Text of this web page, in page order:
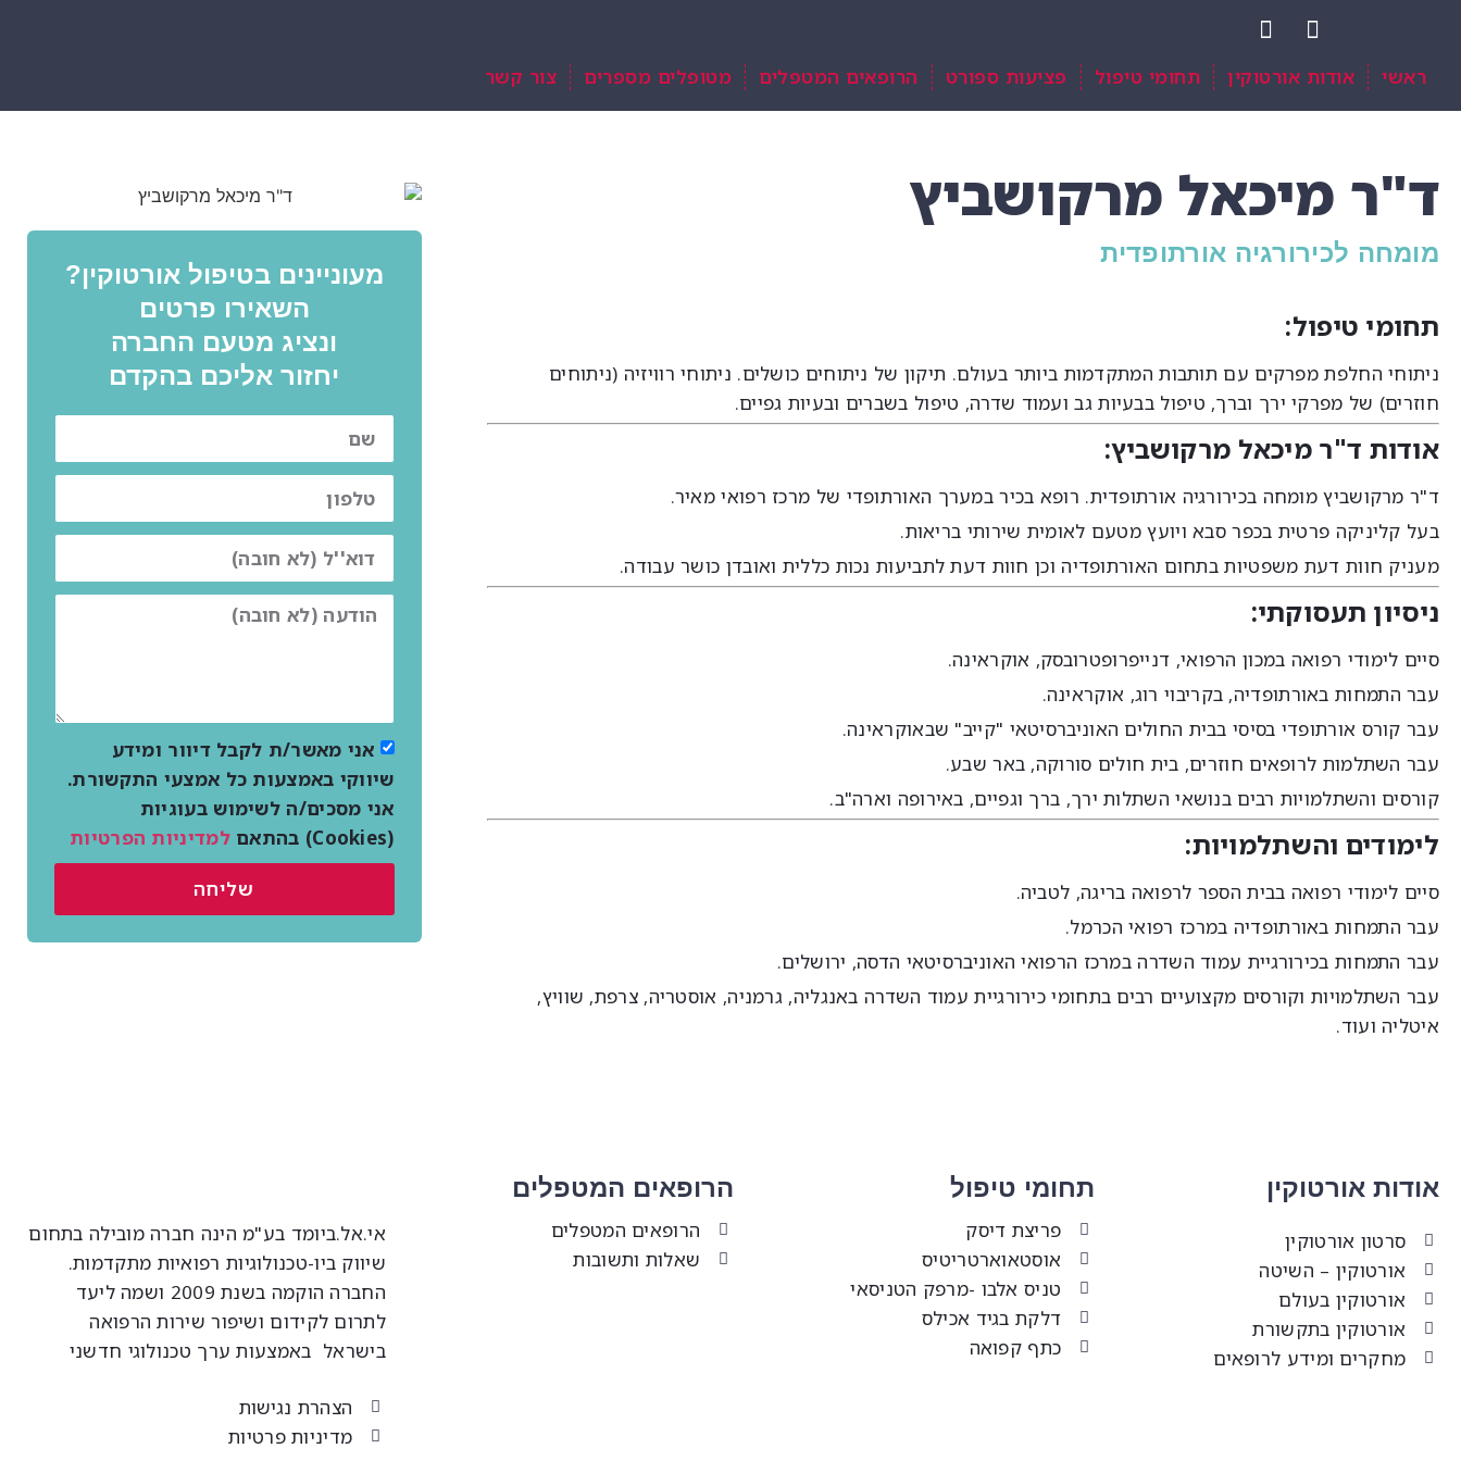
ראשי אודות אורטוקין תחומי טיפול פציעות ספורט הרופאים המטפלים מטופלים מספרים צור קשר
ד"ר מיכאל מרקושביץ
מומחה לכירורגיה אורתופדית
תחומי טיפול:
ניתוחי החלפת מפרקים עם תותבות המתקדמות ביותר בעולם. תיקון של ניתוחים כושלים. ניתוחי רוויזיה (ניתוחים
חוזרים) של מפרקי ירך וברך, טיפול בבעיות גב ועמוד שדרה, טיפול בשברים ובעיות גפיים.
אודות ד"ר מיכאל מרקושביץ:
ד"ר מרקושביץ מומחה בכירורגיה אורתופדית. רופא בכיר במערך האורתופדי של מרכז רפואי מאיר.
בעל קליניקה פרטית בכפר סבא ויועץ מטעם לאומית שירותי בריאות.
מעניק חוות דעת משפטיות בתחום האורתופדיה וכן חוות דעת לתביעות נכות כללית ואובדן כושר עבודה.
ניסיון תעסוקתי:
סיים לימודי רפואה במכון הרפואי, דנייפרופטרובסק, אוקראינה.
עבר התמחות באורתופדיה, בקריבוי רוג, אוקראינה.
עבר קורס אורתופדי בסיסי בבית החולים האוניברסיטאי "קייב" שבאוקראינה.
עבר השתלמות לרופאים חוזרים, בית חולים סורוקה, באר שבע.
קורסים והשתלמויות רבים בנושאי השתלות ירך, ברך וגפיים, באירופה וארה"ב.
לימודים והשתלמויות:
סיים לימודי רפואה בבית הספר לרפואה בריגה, לטביה.
עבר התמחות באורתופדיה במרכז רפואי הכרמל.
עבר התמחות בכירורגיית עמוד השדרה במרכז הרפואי האוניברסיטאי הדסה, ירושלים.
עבר השתלמויות וקורסים מקצועיים רבים בתחומי כירורגיית עמוד השדרה באנגליה, גרמניה, אוסטריה, צרפת, שוויץ,
איטליה ועוד.
מעוניינים בטיפול אורטוקין?
השאירו פרטים
ונציג מטעם החברה
יחזור אליכם בהקדם
אני מאשר/ת לקבל דיוור ומידע
שיווקי באמצעות כל אמצעי התקשורת.
אני מסכים/ה לשימוש בעוגיות
(Cookies) בהתאם
למדיניות הפרטיות
שליחה
אודות אורטוקין
סרטון אורטוקין
אורטוקין – השיטה
אורטוקין בעולם
אורטוקין בתקשורת
מחקרים ומידע לרופאים
תחומי טיפול
פריצת דיסק
אוסטאוארטריטיס
טניס אלבו -מרפק הטניסאי
דלקת בגיד אכילס
כתף קפואה
הרופאים המטפלים
הרופאים המטפלים
שאלות ותשובות
אי.אל.ביומד בע"מ הינה חברה מובילה בתחום
שיווק ביו-טכנולוגיות רפואיות מתקדמות.
החברה הוקמה בשנת 2009 ושמה ליעד
לתרום לקידום ושיפור שירות הרפואה
בישראל באמצעות ערך טכנולוגי חדשני
הצהרת נגישות
מדיניות פרטיות